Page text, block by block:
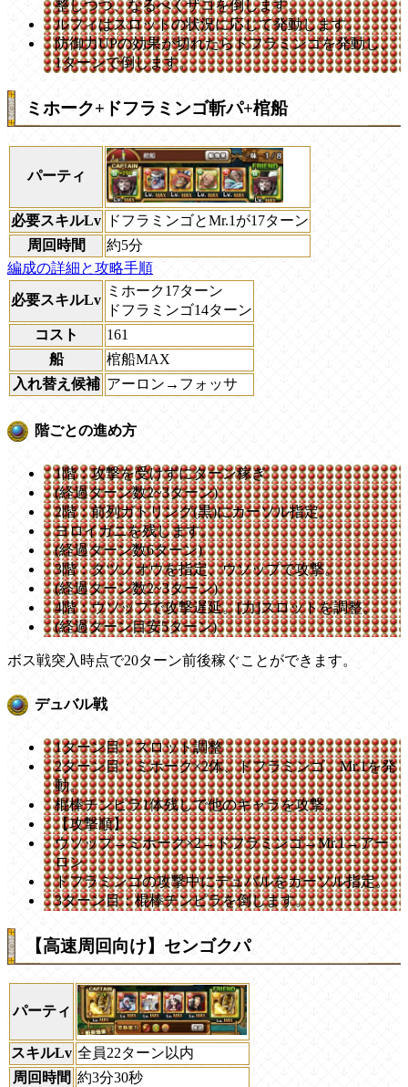
整しつつ、なるべくザコを倒します。
ルフィはスロットの状況に応じて発動します。
防御力UPの効果が切れたらドフラミンゴを発動し、
1ターンで倒します。
ミホーク+ドフラミンゴ斬パ+棺船
パーティ
必要スキルLv
ドフラミンゴとMr.1が17ターン
周回時間
約5分
編成の詳細と攻略手順
必要スキルLv
ミホーク17ターン
ドフラミンゴ14ターン
コスト
161
船
棺船MAX
入れ替え候補 アーロン→フォッサ
階ごとの進め方
1階：攻撃を受けずにターン稼ぎ
(経過ターン数2~3ターン)
2階：前列ガトリング(黒)にカーソル指定。
ヨロイガニを残します。
(経過ターン数6ターン)
3階：タツノオウを指定、ウソップで攻撃。
(経過ターン数2~3ターン)
4階：ウソップで攻撃遅延。[力]スロットを調整。
(経過ターン目安5ターン)
ボス戦突入時点で20ターン前後稼ぐことができます。
デュバル戦
1ターン目：スロット調整
2ターン目：ミホーク×2体、ドフラミンゴ、Mr.1を発
動。
棍棒チンピラ1体残しで他のキャラを攻撃。
【攻撃順】
ウソップ→ミホーク×2→ドフラミンゴ→Mr.1→アー
ロン
ドフラミンゴの攻撃中にデュバルをカーソル指定。
3ターン目：棍棒チンピラを倒します。
【高速周回向け】センゴクパ
パーティ
スキルLv 全員22ターン以内
周回時間 約3分30秒